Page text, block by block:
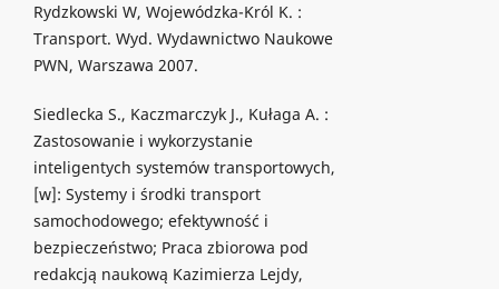
Rydzkowski W, Wojewódzka-Król K. :
Transport. Wyd. Wydawnictwo Naukowe
PWN, Warszawa 2007.
Siedlecka S., Kaczmarczyk J., Kułaga A. :
Zastosowanie i wykorzystanie
inteligentych systemów transportowych,
[w]: Systemy i środki transport
samochodowego; efektywność i
bezpieczeństwo; Praca zbiorowa pod
redakcją naukową Kazimierza Lejdy,